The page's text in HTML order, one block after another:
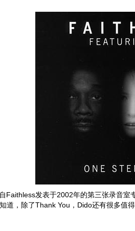
Faithless发表于2002年的第三张录音
道，除了Thank You，Dido还有很多值得